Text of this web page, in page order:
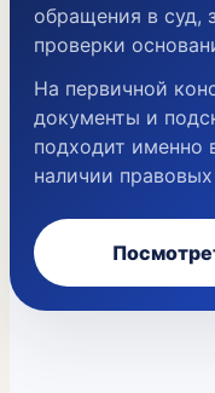
обращения в суд,
проверки
На первичной
документы и
подходит именно
наличии